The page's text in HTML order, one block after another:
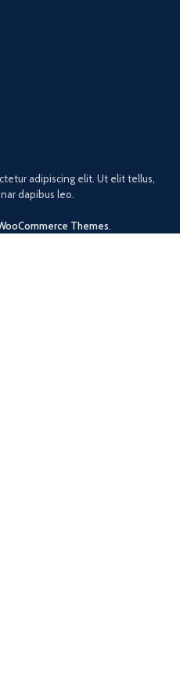
adipiscing elit. Ut elit tellus,
dapibus leo.
Themes.